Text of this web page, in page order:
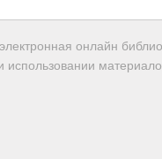
электронная онлайн
использовании